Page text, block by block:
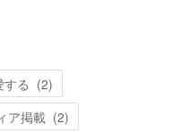
する (2)
ア掲載 (2)